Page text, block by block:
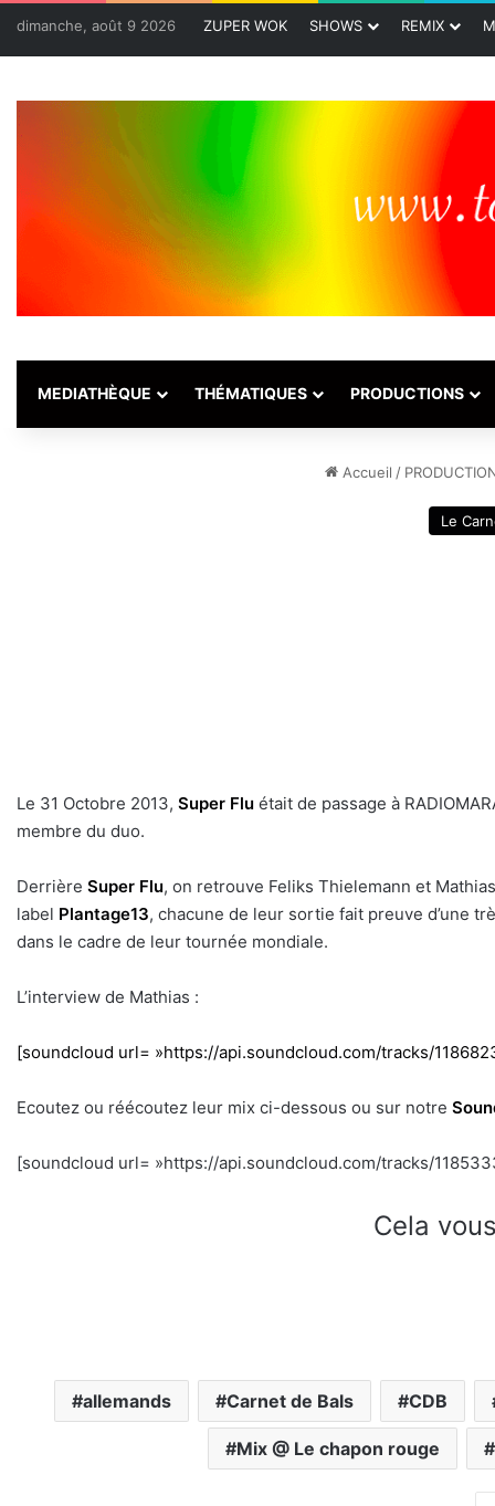
dimanche, août 9 2026 ZUPER WOK SHOWS REMIX
MEDIATHÈQUE THÉMATIQUES PRODUCTIONS
Accueil /
Le
Le 31 Octobre 2013, Super Flu était de passage à
membre du duo.
Derrière Super Flu, on retrouve Feliks Thielemann et
label Plantage13, chacune de leur sortie fait preuve d’une
dans le cadre de leur tournée mondiale.
L’interview de Mathias :
[soundcloud url= »https://api.soundcloud.com/tracks/
Ecoutez ou réécoutez leur mix ci-dessous ou sur notre
[soundcloud url= »https://api.soundcloud.com/tracks/
Cela
allemands Carnet de Bals CDB
Mix @ Le chapon rouge